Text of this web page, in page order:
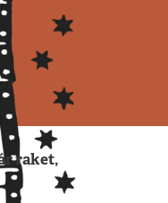
raket,